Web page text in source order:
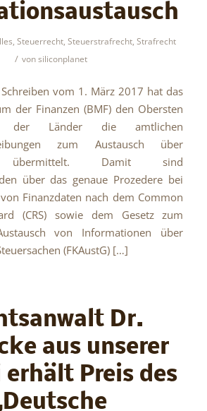
,Steuerrecht,Steuerstrafrecht,Strafrecht
/ vonsiliconplanet
vom 1. März 2017 hat das
der Finanzen (BMF) den Obersten
der Länder die amtlichen
zum Austausch über
übermittelt. Damit sind
über das genaue Prozedere bei
Finanzdaten nach dem Common
(CRS) sowie dem Gesetz zum
von Informationen über
(FKAustG) […]
Dr.
aus unserer
erhält Preis des